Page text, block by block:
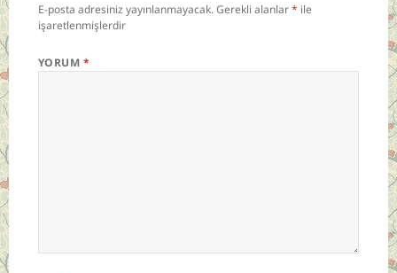
E-posta adresiniz yayınlanmayacak.Gerekli alanlar* ile
işaretlenmişlerdir
YORUM *